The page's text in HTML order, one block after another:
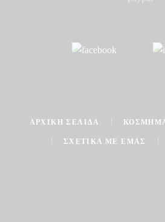
ΑΡΧΙΚΉ ΣΕΛΊΔΑ
ΣΧΕΤΙΚΆ ΜΕ ΕΜΆΣ